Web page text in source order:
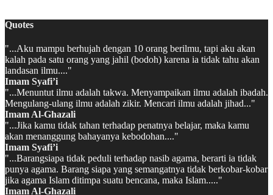
Quotes
"...Aku mampu berhujah dengan 10 orang berilmu, tapi aku akan
kalah pada satu orang yang jahil (bodoh) karena ia tidak tahu akan
landasan ilmu...."
Imam Syafi’i
"...Menuntut ilmu adalah takwa. Menyampaikan ilmu adalah ibadah.
Mengulang-ulang ilmu adalah zikir. Mencari ilmu adalah jihad..."
Imam Al-Ghazali
"...Jika kamu tidak tahan terhadap penatnya belajar, maka kamu
akan menanggung bahayanya kebodohan...."
Imam Syafi’i
"...Barangsiapa tidak peduli terhadap nasib agama, berarti ia tidak
punya agama. Barang siapa yang semangatnya tidak berkobar-kobar
jika agama Islam ditimpa suatu bencana, maka Islam....."
Imam Al-Ghazali